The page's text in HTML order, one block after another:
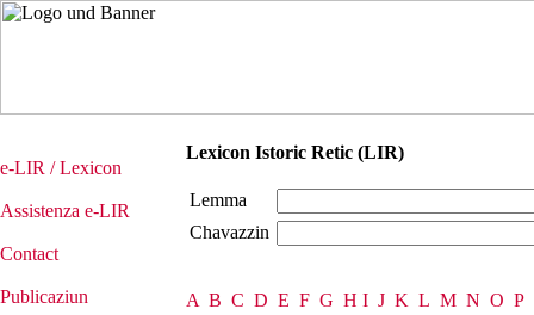
e-LIR / Lexicon
Assistenza e-LIR
Contact
Publicaziun
Lexicon Istoric Retic (LIR)
Lemma
Chavazzin
A B C D E F G H I J K L M N O P